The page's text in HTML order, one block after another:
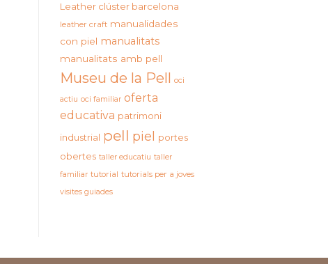
Leather clúster barcelona
leather craft manualidades
con piel manualitats
manualitats amb pell
Museu de la Pell oci
actiu oci familiar oferta
educativa patrimoni
industrial pell piel
portes
obertes taller educatiu taller
familiar tutorial tutorials per a joves
visites guiades